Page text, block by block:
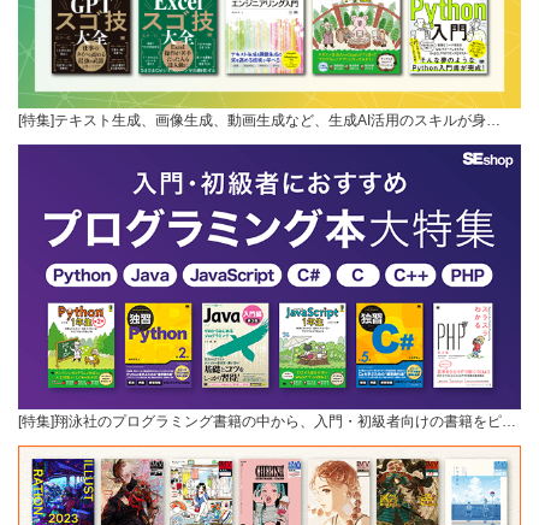
[特集]テキスト生成、画像生成、動画生成など、生成AI活用のスキルが身…
[特集]翔泳社のプログラミング書籍の中から、入門・初級者向けの書籍をピ…